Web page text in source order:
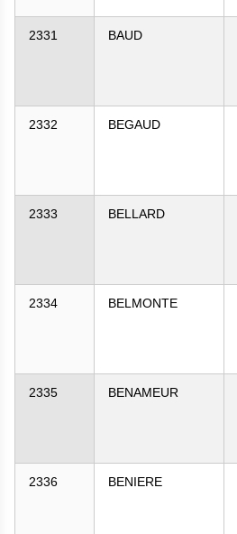
2331 BAUD
2332 BEGAUD
2333 BELLARD
2334 BELMONTE
2335 BENAMEUR
2336 BENIERE